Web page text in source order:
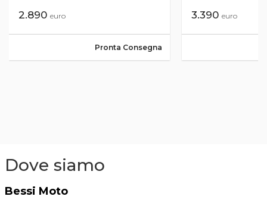
2.890 euro
Pronta Consegna
3.390 euro
Dove siamo
Bessi Moto